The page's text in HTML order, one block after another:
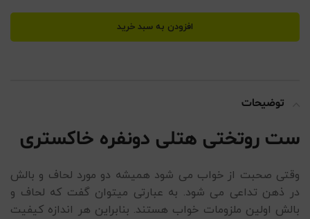
افزودن به سبد خرید
توضیحات
ست روتختی هتلی دونفره خاکستری
وقتی صحبت از خواب می شود همیشه دو مورد لحاف و بالش
در ذهن تداعی می شود. به عبارتی میتوان گفت که لحاف و
بالش اولین ملزومات خواب هستند. بنابراین هر اندازه کیفیت